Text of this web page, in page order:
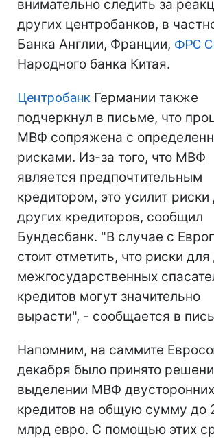
внимательно следить за
других центробанков, в
Банка Англии, Франции, ФРС
Народного банка Китая.
Центробанк Германии также
подчеркнул в письме, что
МВФ сопряжена с
рисками. Из-за того, что МВФ
является предпочтительным
кредитором, это усилит риски
других кредиторов, сообщил
Бундесбанк. "В случае с
стоит отметить, что риски
межгосударственных
кредитов могут значительно
вырасти", - сообщается в
Напомним, на саммите
декабря было принято
выделении МВФ двусторонних
кредитов на общую сумму до
млрд евро. С помощью этих